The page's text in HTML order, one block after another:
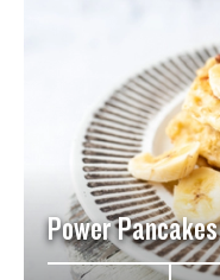
Power Pancakes